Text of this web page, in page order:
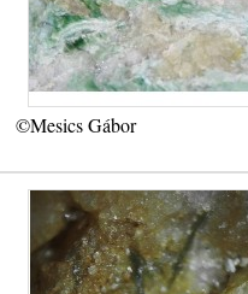
©Mesics Gábor